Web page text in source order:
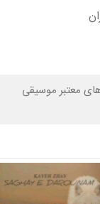
معتبر موسیقی